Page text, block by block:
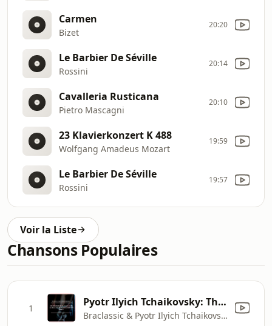
Carmen
Bizet
20:20
Le Barbier De Séville
Rossini
20:14
Cavalleria Rusticana
Pietro Mascagni
20:10
23 Klavierkonzert K 488
Wolfgang Amadeus Mozart
19:59
Le Barbier De Séville
Rossini
19:57
Voir la Liste
Chansons Populaires
1 Pyotr Ilyich Tchaikovsky: The Nutcracker, Op. 71, Act II: No. 13, Waltz of the Flowers (Arr. for Piano)
Braclassic & Pyotr Ilyich Tchaikovsky